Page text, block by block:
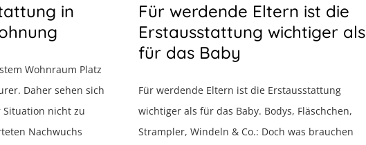
in
Wohnraum Platz
Daher sehen sich
nicht zu
Nachwuchs
Für werdende Eltern ist die
Erstausstattung wichtiger als
für das Baby
Für werdende Eltern ist die Erstausstattung
wichtiger als für das Baby. Bodys, Fläschchen,
Strampler, Windeln & Co.: Doch was brauchen